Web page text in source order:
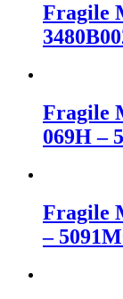
Fragile
Fragile
069H –
Fragile
–